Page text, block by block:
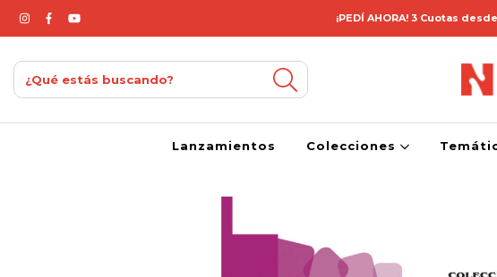
¡PEDÍ AHORA! 3 Cuotas
Lanzamientos Colecciones